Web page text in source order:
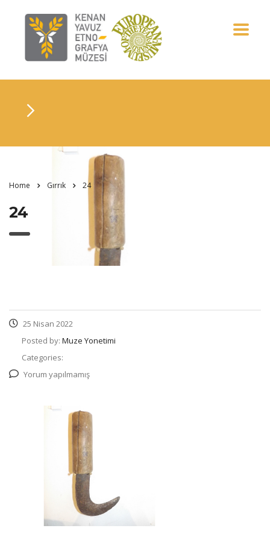
Home Gırrık 24
24
25 Nisan 2022
Posted by: Muze Yonetimi
Categories:
Yorum yapılmamış